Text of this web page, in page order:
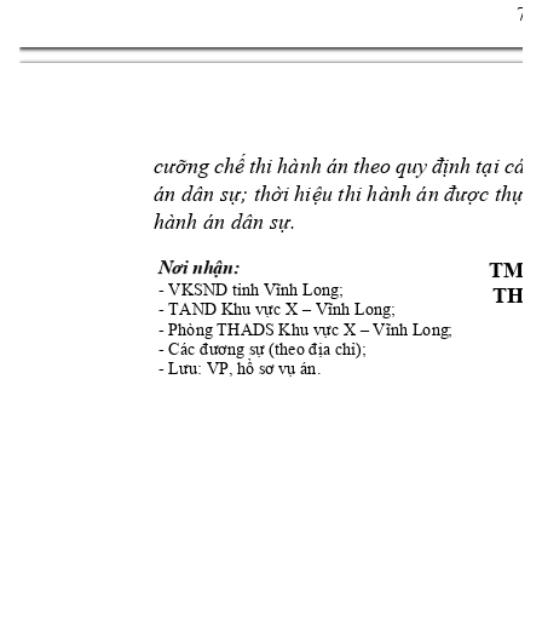
7
cưỡng chế thi hành án theo quy định tại các
án dân sự; thời hiệu thi hành án được thực
hành án dân sự.
Nơi nhận:
- VKSND tỉnh Vĩnh Long;
- TAND Khu vực X – Vĩnh Long;
- Phòng THADS Khu vực X – Vĩnh Long;
- Các đương sự (theo địa chỉ);
- Lưu: VP, hồ sơ vụ án.
TM.